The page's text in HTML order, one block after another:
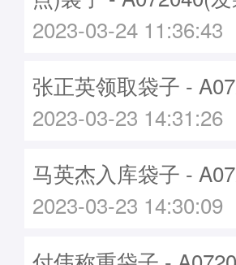
2023-03-24 11:36:43
张正英领取袋子 -
2023-03-23 14:31:26
马英杰入库袋子 -
2023-03-23 14:30:09